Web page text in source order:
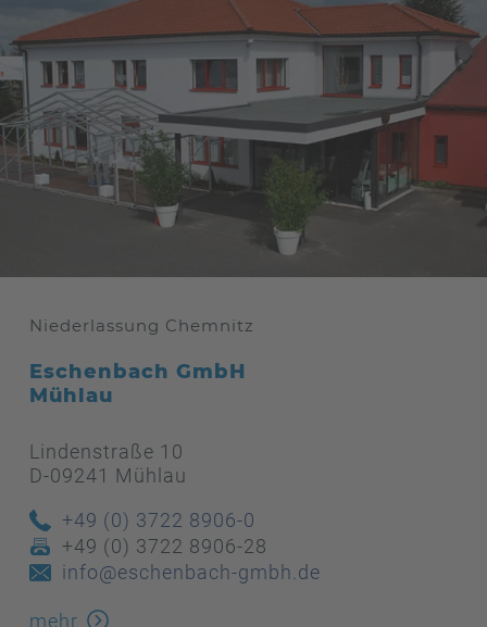
Niederlassung Chemnitz
Eschenbach GmbH
Mühlau
Lindenstraße 10
D-09241 Mühlau
+49 (0) 3722 8906-0
+49 (0) 3722 8906-28
info@eschenbach-gmbh.de
mehr